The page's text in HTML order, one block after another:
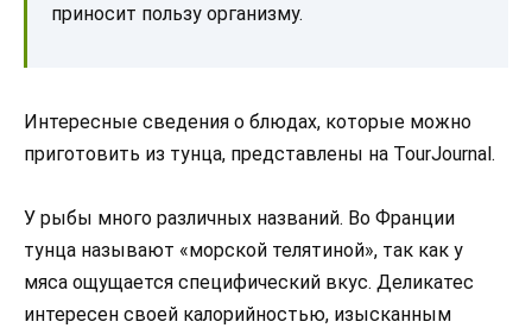
приносит пользу организму.
Интересные сведения о блюдах, которые можно
приготовить из тунца, представлены на TourJournal.
У рыбы много различных названий. Во Франции
тунца называют «морской телятиной», так как у
мяса ощущается специфический вкус. Деликатес
интересен своей калорийностью, изысканным